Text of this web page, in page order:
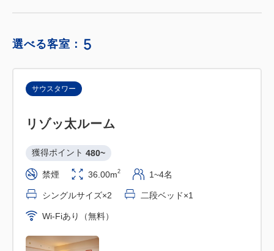
選べる客室： 5
サウスタワー
リゾッ太ルーム
獲得ポイント 480~
禁煙 36.00m2 1~4名
シングルサイズ×2 二段ベッド×1
Wi-Fiあり（無料）